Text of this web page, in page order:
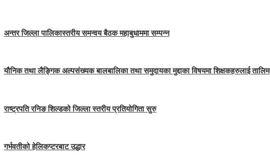
अन्तर जिल्ला पालिकास्तरीय समन्वय बैठक महाबुधाममा सम्पन्न
यौनिक तथा लैङ्गिक अल्पसंख्यक बालबालिका तथा समुदायका मुद्दाका विषयमा शिक्षकहरुलाई तालिम
राष्ट्रपति रनिङ शिल्डको जिल्ला स्तरीय प्रतियोगिता सुरु
गर्भवतीको हेलिकप्टरबाट उद्धार